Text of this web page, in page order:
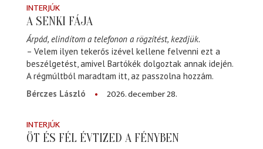
INTERJÚK
A SENKI FÁJA
Árpád, elindítom a telefonon a rögzítést, kezdjük.
– Velem ilyen tekerős izével kellene felvenni ezt a
beszélgetést, amivel Bartókék dolgoztak annak idején.
A régmúltból maradtam itt, az passzolna hozzám.
Bérczes László
2026. december 28.
INTERJÚK
ÖT ÉS FÉL ÉVTIZED A FÉNYBEN